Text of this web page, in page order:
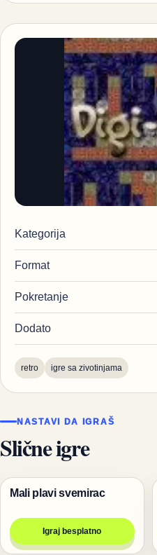
Kategorija
Format
Pokretanje
Dodato
retro igre sa zivotinjama
NASTAVI DA IGRAŠ
Slične igre
Igre
Mali plavi svemirac
Igraj besplatno